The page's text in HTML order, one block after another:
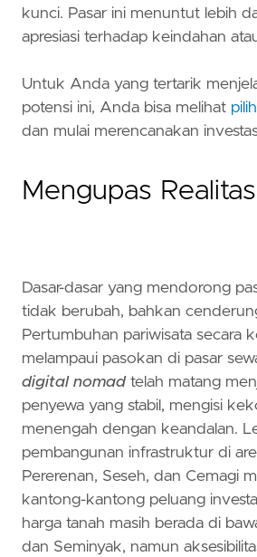
kunci. Pasar ini menuntut lebih
apresiasi terhadap keindahan
Untuk Anda yang tertarik
potensi ini, Anda bisa melihat
dan mulai merencanakan
Mengupas
Dasar-dasar yang mendorong
tidak berubah, bahkan
Pertumbuhan pariwisata secara
melampaui pasokan di pasar
digital nomad telah matang
penyewa yang stabil, mengisi
menengah dengan keandalan.
pembangunan infrastruktur di
Pererenan, Seseh, dan Cemagi
kantong-kantong peluang
harga tanah masih berada di
dan Seminyak, namun